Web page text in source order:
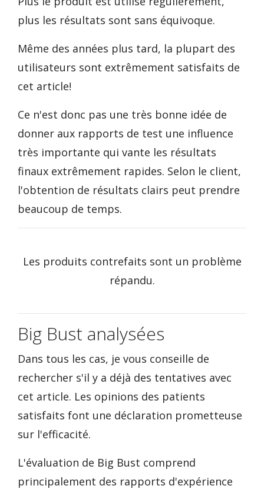
plus les résultats sont sans équivoque.
Même des années plus tard, la plupart des
utilisateurs sont extrêmement satisfaits de
cet article!
Ce n'est donc pas une très bonne idée de
donner aux rapports de test une influence
très importante qui vante les résultats
finaux extrêmement rapides. Selon le client,
l'obtention de résultats clairs peut prendre
beaucoup de temps.
Les produits contrefaits sont un problème
répandu.
Big Bust analysées
Dans tous les cas, je vous conseille de
rechercher s'il y a déjà des tentatives avec
cet article. Les opinions des patients
satisfaits font une déclaration prometteuse
sur l'efficacité.
L'évaluation de Big Bust comprend
principalement des rapports d'expérience